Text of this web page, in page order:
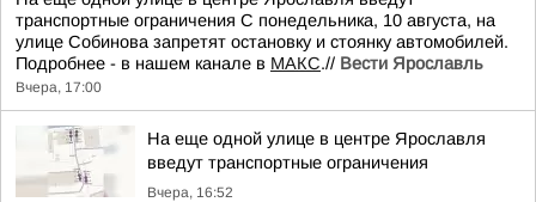
транспортные ограничения С понедельника, 10 августа, на
улице Собинова запретят остановку и стоянку автомобилей.
Подробнее - в нашем канале в МАКС.// Вести Ярославль
Вчера, 17:00
На еще одной улице в центре Ярославля
введут транспортные ограничения
Вчера, 16:52